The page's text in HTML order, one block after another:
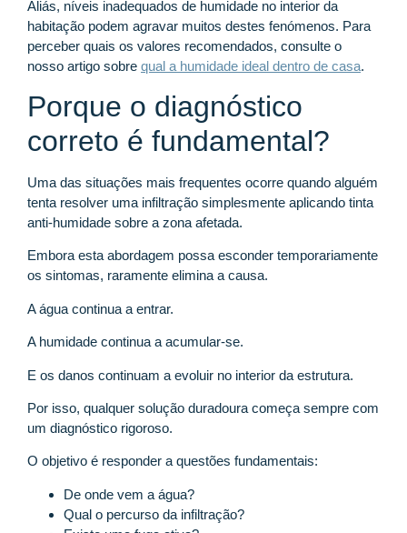
Aliás, níveis inadequados de humidade no interior da
habitação podem agravar muitos destes fenómenos. Para
perceber quais os valores recomendados, consulte o
nosso artigo sobre qual a humidade ideal dentro de casa.
Porque o diagnóstico
correto é fundamental?
Uma das situações mais frequentes ocorre quando alguém
tenta resolver uma infiltração simplesmente aplicando tinta
anti-humidade sobre a zona afetada.
Embora esta abordagem possa esconder temporariamente
os sintomas, raramente elimina a causa.
A água continua a entrar.
A humidade continua a acumular-se.
E os danos continuam a evoluir no interior da estrutura.
Por isso, qualquer solução duradoura começa sempre com
um diagnóstico rigoroso.
O objetivo é responder a questões fundamentais:
De onde vem a água?
Qual o percurso da infiltração?